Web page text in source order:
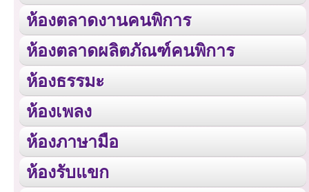
ห้องตลาดงานคนพิการ
ห้องตลาดผลิตภัณฑ์คนพิการ
ห้องธรรมะ
ห้องเพลง
ห้องภาษามือ
ห้องรับแขก